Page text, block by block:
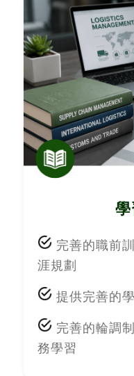
完善的職前
涯規劃
提供完善的
完善的輪調
務學習